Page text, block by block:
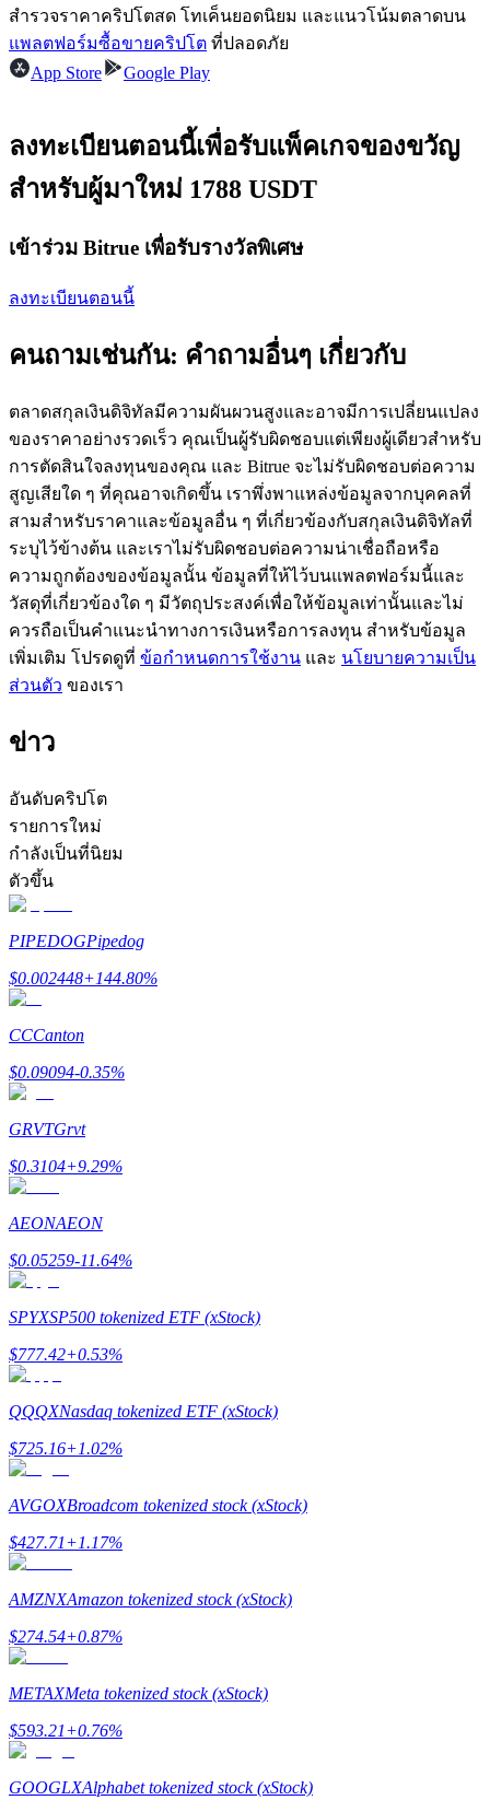
เป็นเทรดเดอร์คัดลอก
เพลิดเพลินกับการแบ่งปันผลกำไรและค่าคอมมิชชั่นการคัด
ลอกการซื้อขาย
ข้อมูล
การวิเคราะห์ข้อมูลขนาดใหญ่ รวมถึงข้อมูลการค้า ฯลฯ
แนะนำ
กลยุทธ์การซื้อขาย
สำรวจราคาคริปโตสด โทเค็นยอดนิยม และแนวโน้มตลาดบน
แพลตฟอร์มซื้อขายคริปโต ที่ปลอดภัย
App Store
Google Play
ลงทะเบียนตอนนี้เพื่อรับแพ็คเกจของขวัญ
สำหรับผู้มาใหม่ 1788 USDT
เข้าร่วม Bitrue เพื่อรับรางวัลพิเศษ
ลงทะเบียนตอนนี้
คนถามเช่นกัน: คำถามอื่นๆ เกี่ยวกับ
ตลาดสกุลเงินดิจิทัลมีความผันผวนสูงและอาจมีการเปลี่ยนแปลง
ของราคาอย่างรวดเร็ว คุณเป็นผู้รับผิดชอบแต่เพียงผู้เดียวสำหรับ
การตัดสินใจลงทุนของคุณ และ Bitrue จะไม่รับผิดชอบต่อความ
สูญเสียใด ๆ ที่คุณอาจเกิดขึ้น เราพึ่งพาแหล่งข้อมูลจากบุคคลที่
สามสำหรับราคาและข้อมูลอื่น ๆ ที่เกี่ยวข้องกับสกุลเงินดิจิทัลที่
ระบุไว้ข้างต้น และเราไม่รับผิดชอบต่อความน่าเชื่อถือหรือ
ความถูกต้องของข้อมูลนั้น ข้อมูลที่ให้ไว้บนแพลตฟอร์มนี้และ
วัสดุที่เกี่ยวข้องใด ๆ มีวัตถุประสงค์เพื่อให้ข้อมูลเท่านั้นและไม่
ควรถือเป็นคำแนะนำทางการเงินหรือการลงทุน สำหรับข้อมูล
เพิ่มเติม โปรดดูที่ ข้อกำหนดการใช้งาน และ นโยบายความเป็น
ส่วนตัว ของเรา
ข่าว
อันดับคริปโต
รายการใหม่
กำลังเป็นที่นิยม
ตัวขึ้น
PIPEDOGPipedog
$0.002448+144.80%
CCCanton
$0.09094-0.35%
GRVTGrvt
$0.3104+9.29%
AEONAEON
$0.05259-11.64%
SPYXSP500 tokenized ETF (xStock)
$777.42+0.53%
QQQXNasdaq tokenized ETF (xStock)
$725.16+1.02%
AVGOXBroadcom tokenized stock (xStock)
$427.71+1.17%
AMZNXAmazon tokenized stock (xStock)
$274.54+0.87%
METAXMeta tokenized stock (xStock)
$593.21+0.76%
GOOGLXAlphabet tokenized stock (xStock)